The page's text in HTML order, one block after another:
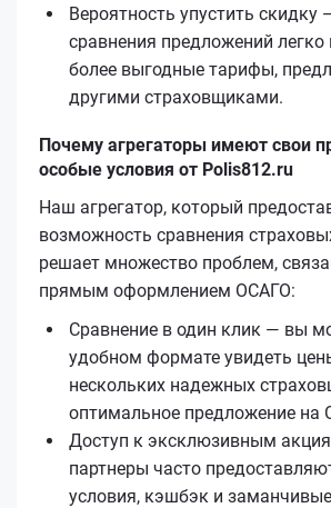
Вероятность упустить скидку
сравнения предложений легко
более выгодные тарифы,
другими страховщиками.
Почему агрегаторы имеют свои
особые условия от Polis812.ru
Наш агрегатор, который
возможность сравнения
решает множество проблем,
прямым оформлением ОСАГО:
Сравнение в один клик — вы
удобном формате увидеть
нескольких надежных
оптимальное предложение на
Доступ к эксклюзивным
партнеры часто
условия, кэшбэк и